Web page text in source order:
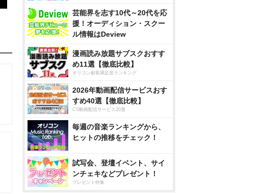
芸能界を志す10代～20代を応
援！オーディション・スクー
ル情報はDeview
漫画読み放題サブスクおすす
め11選【徹底比較】
オリコン顧客満足度ランキング
2026年動画配信サービスおす
すめ40選【徹底比較】
CS動画配信サービス20選
毎週の音楽ランキングから、
ヒットの推移をチェック！
試写会、登壇イベント、サイ
ンチェキなどプレゼント！
プレゼント特集